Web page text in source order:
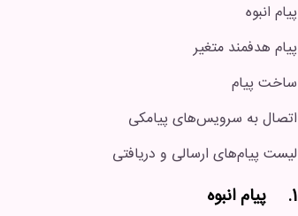
پیام انبوه
پیام هدفمند متغیر
ساخت پیام
اتصال به سرویس‌های پیامکی
لیست پیام‌های ارسالی و دریافتی
1. پیام انبوه